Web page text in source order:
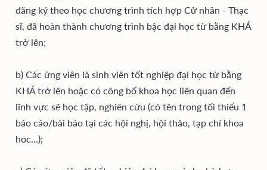
đăng ký theo học chương trình tích hợp Cử nhân - Thạc
sĩ, đã hoàn thành chương trình bậc đại học từ bằng KHÁ
trở lên;
b) Các ứng viên là sinh viên tốt nghiệp đại học từ bằng
KHÁ trở lên hoặc có công bố khoa học liên quan đến
lĩnh vực sẽ học tập, nghiên cứu (có tên trong tối thiểu 1
báo cáo/bài báo tại các hội nghị, hội thảo, tạp chí khoa
hoc…);